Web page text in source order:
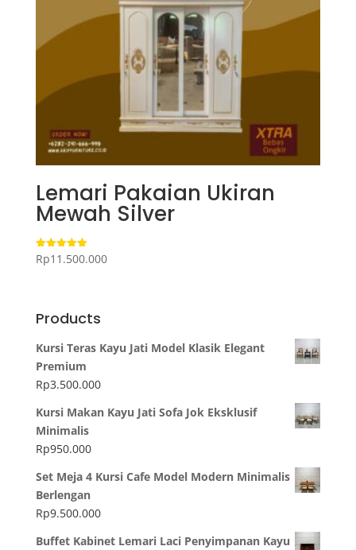
Lemari Pakaian Ukiran
Mewah Silver
Dinilai
5.00
Rp11.500.000
Products
Kursi Teras Kayu Jati Model Klasik Elegant
Premium
Rp3.500.000
Kursi Makan Kayu Jati Sofa Jok Eksklusif
Minimalis
Rp950.000
Set Meja 4 Kursi Cafe Model Modern Minimalis
Berlengan
Rp9.500.000
Buffet Kabinet Lemari Laci Penyimpanan Kayu